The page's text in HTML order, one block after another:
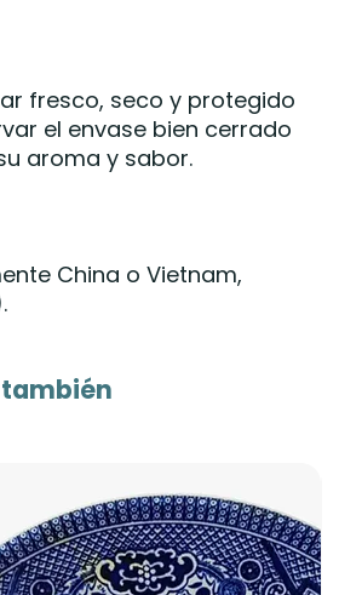
fresco, seco y protegido
el envase bien cerrado
aroma y sabor.
China o Vietnam,